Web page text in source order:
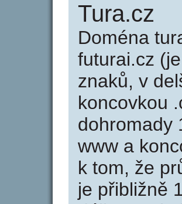
Tura.cz
Doména
futurai.cz
znaků, v
koncovkou
dohromady
www a
k tom, že
je přibližně